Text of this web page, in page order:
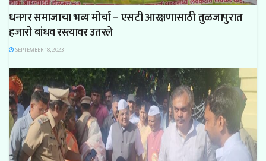
धनगर समाजाचा भव्य मोर्चा – एसटी आरक्षणासाठी तुळजापुरात
हजारो बांधव रस्त्यावर उतरले
SEPTEMBER 18, 2023